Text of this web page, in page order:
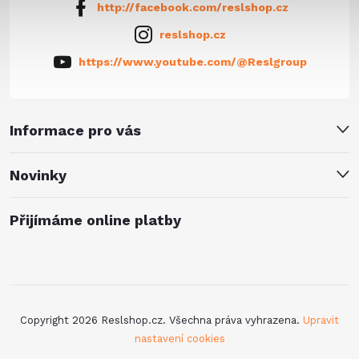
Informace pro vás
Novinky
http://facebook.com/reslshop.cz
reslshop.cz
https://www.youtube.com/@Reslgroup
Přijímáme online platby
Copyright 2026 Reslshop.cz. Všechna práva vyhrazena. Upravit
nastavení cookies